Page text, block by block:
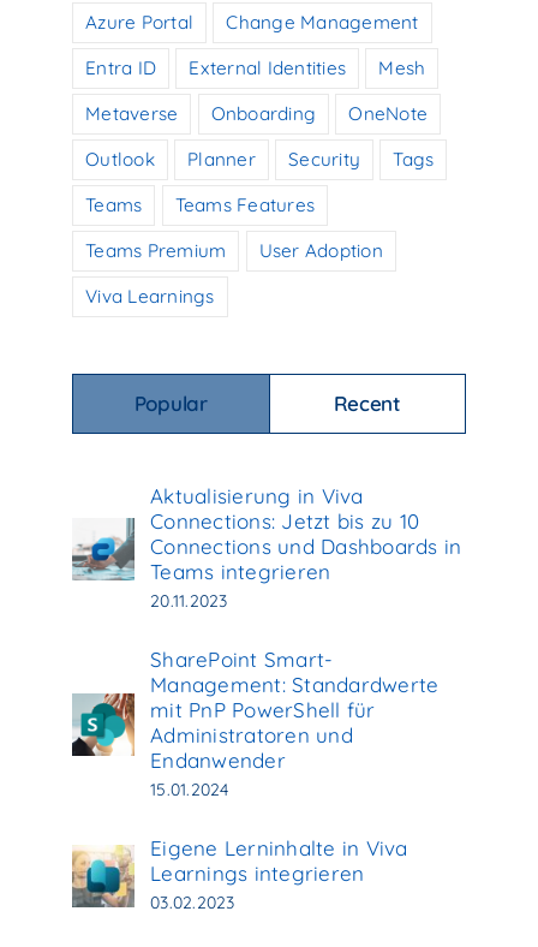
Azure Portal
Change Management
Entra ID
External Identities
Mesh
Metaverse
Onboarding
OneNote
Outlook
Planner Security
Tags
Teams
Teams Features
Teams Premium
User Adoption
Viva Learnings
Popular Recent
Aktualisierung in Viva
Connections: Jetzt bis zu 10
Connections und Dashboards in
Teams integrieren
20.11.2023
SharePoint Smart-
Management: Standardwerte
mit PnP PowerShell für
Administratoren und
Endanwender
15.01.2024
Eigene Lerninhalte in Viva
Learnings integrieren
03.02.2023